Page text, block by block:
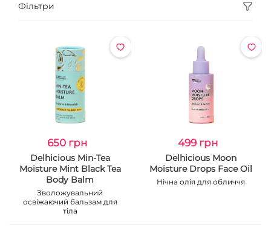
Фільтри
650 грн
Delhicious Min-Tea
Moisture Mint Black Tea
Body Balm
Зволожувальний
освіжаючий бальзам для
тіла
499 грн
Delhicious Moon
Moisture Drops Face Oil
Нічна олія для обличчя